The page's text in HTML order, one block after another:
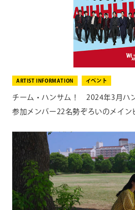
ARTIST INFORMATION イベント
チーム・ハンサム！ 2024年3月ハ
参加メンバー22名勢ぞろいのメイン